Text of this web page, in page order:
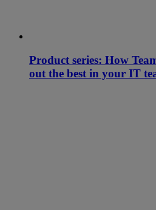
Product series: How
out the best in your IT